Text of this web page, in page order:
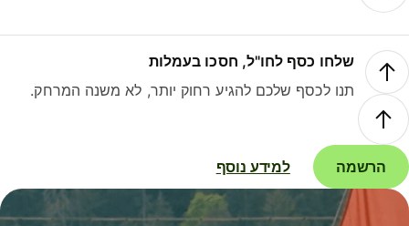
שלחו כסף לחו"ל, חסכו בעמלות
תנו לכסף שלכם להגיע רחוק יותר, לא משנה המרחק.
הרשמה למידע נוסף